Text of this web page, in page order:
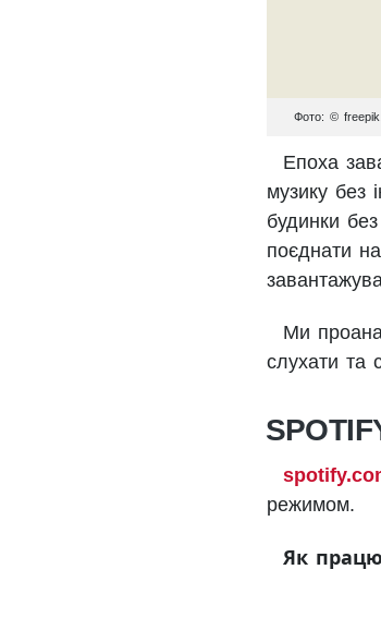
Фото: ©
Епоха
музику без
будинки
поєднати
Ми
слухати та
режимом.
Як